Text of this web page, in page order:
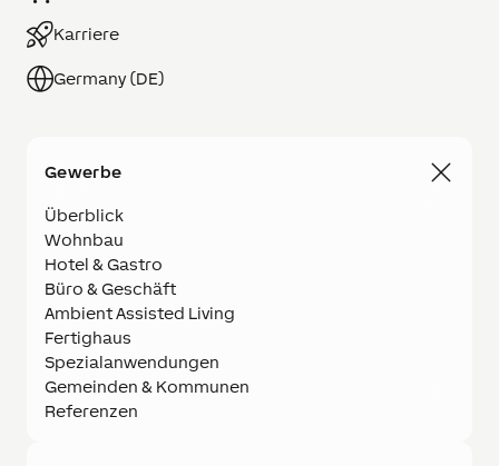
Karriere
Germany (DE)
Gewerbe
Überblick
Wohnbau
Hotel & Gastro
Büro & Geschäft
Ambient Assisted Living
Fertighaus
Spezialanwendungen
Gemeinden & Kommunen
Referenzen